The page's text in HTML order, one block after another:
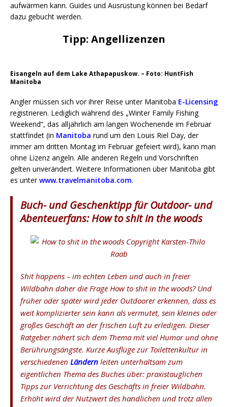
aufwärmen kann. Guides und Ausrüstung können bei Bedarf
dazu gebucht werden.
Tipp: Angellizenzen
Eisangeln auf dem Lake Athapapuskow. – Foto: HuntFish
Manitoba
Angler müssen sich vor ihrer Reise unter Manitoba E-Licensing
registrieren. Lediglich während des „Winter Family Fishing
Weekend“, das alljährlich am langen Wochenende im Februar
stattfindet (in Manitoba rund um den Louis Riel Day, der
immer am dritten Montag im Februar gefeiert wird), kann man
ohne Lizenz angeln. Alle anderen Regeln und Vorschriften
gelten unverändert. Weitere Informationen über Manitoba gibt
es unterwww.travelmanitoba.com.
Buch- und Geschenktipp für Outdoor- und
Abenteuerfans: How to shit in the woods
Shit happens – im echten Leben und auch in freier
Wildbahn daher die Frage How to shit in the woods?Und
früher oder später wird jeder Outdoorer erkennen, dass es
weit komplizierter sein kann als vermutet, sein kleines oder
großes Geschäft an der frischen Luft zu erledigen. Dieser
Ratgeber nähert sich dem Thema mit viel Humor und ohne
Berührungsängste. Kurze Ausflüge zur Toilettenkultur in
verschiedenen Ländern leiten unterhaltsam zum
eigentlichen Thema des Buches über: praxistauglichen
Tipps zur Verrichtung des Geschäfts in freier Wildbahn.
Erhöht wird der Nutzwert des handlichen und trotz allen